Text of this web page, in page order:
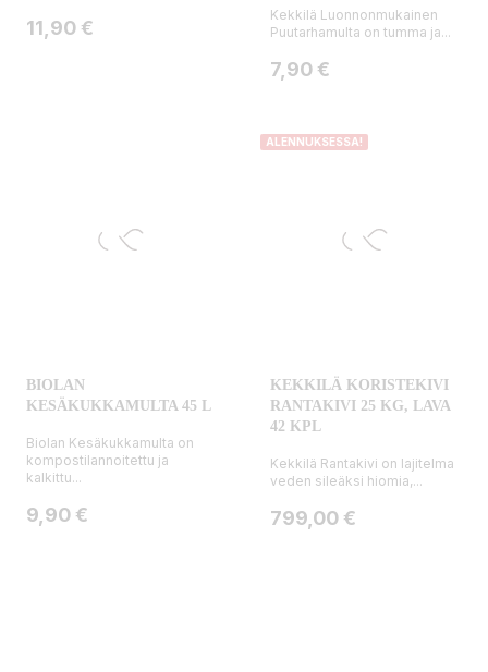
Hinta
11,90 €
Kekkilä Luonnonmukainen
Puutarhamulta on tumma ja...
Hinta
7,90 €
BIOLAN
KESÄKUKKAMULTA 45 L
Biolan Kesäkukkamulta on
kompostilannoitettu ja
kalkittu...
Hinta
9,90 €
ALENNUKSESSA!
KEKKILÄ KORISTEKIVI
RANTAKIVI 25 KG, LAVA
42 KPL
Kekkilä Rantakivi on lajitelma
veden sileäksi hiomia,...
Hinta
799,00 €